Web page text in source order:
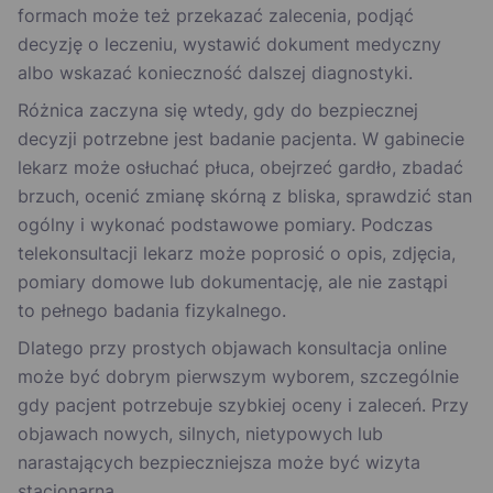
formach może też przekazać zalecenia, podjąć
decyzję o leczeniu, wystawić dokument medyczny
albo wskazać konieczność dalszej diagnostyki.
Różnica zaczyna się wtedy, gdy do bezpiecznej
decyzji potrzebne jest badanie pacjenta. W gabinecie
lekarz może osłuchać płuca, obejrzeć gardło, zbadać
brzuch, ocenić zmianę skórną z bliska, sprawdzić stan
ogólny i wykonać podstawowe pomiary. Podczas
telekonsultacji lekarz może poprosić o opis, zdjęcia,
pomiary domowe lub dokumentację, ale nie zastąpi
to pełnego badania fizykalnego.
Dlatego przy prostych objawach konsultacja online
może być dobrym pierwszym wyborem, szczególnie
gdy pacjent potrzebuje szybkiej oceny i zaleceń. Przy
objawach nowych, silnych, nietypowych lub
narastających bezpieczniejsza może być wizyta